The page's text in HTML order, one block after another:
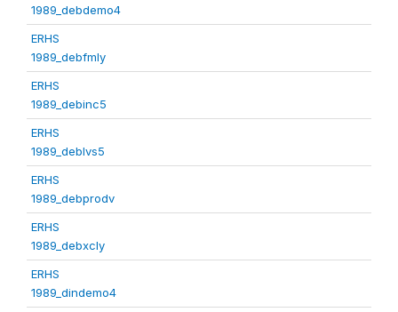
1989_debdemo4
ERHS
1989_debfmly
ERHS
1989_debinc5
ERHS
1989_deblvs5
ERHS
1989_debprodv
ERHS
1989_debxcly
ERHS
1989_dindemo4